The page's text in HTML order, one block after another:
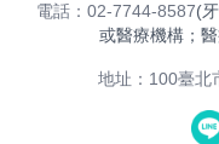
電話：02-7744-8587(
或醫療機構；
地址：100臺北